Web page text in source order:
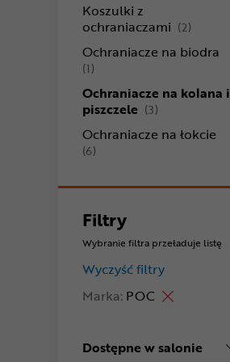
Koszulki z
ochraniaczami (2)
Ochraniacze na biodra
(1)
Ochraniacze na kolana i
piszczele (3)
Ochraniacze na łokcie
(6)
Filtry
Wybranie filtra przeładuje listę
Wyczyść filtry
Marka: POC
Dostępne w salonie